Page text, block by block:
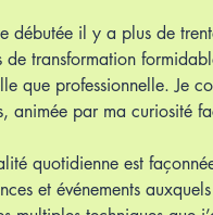
débutée il y a plus de
de transformation
que professionnelle. Je
animée par ma curiosité
quotidienne est
et événements